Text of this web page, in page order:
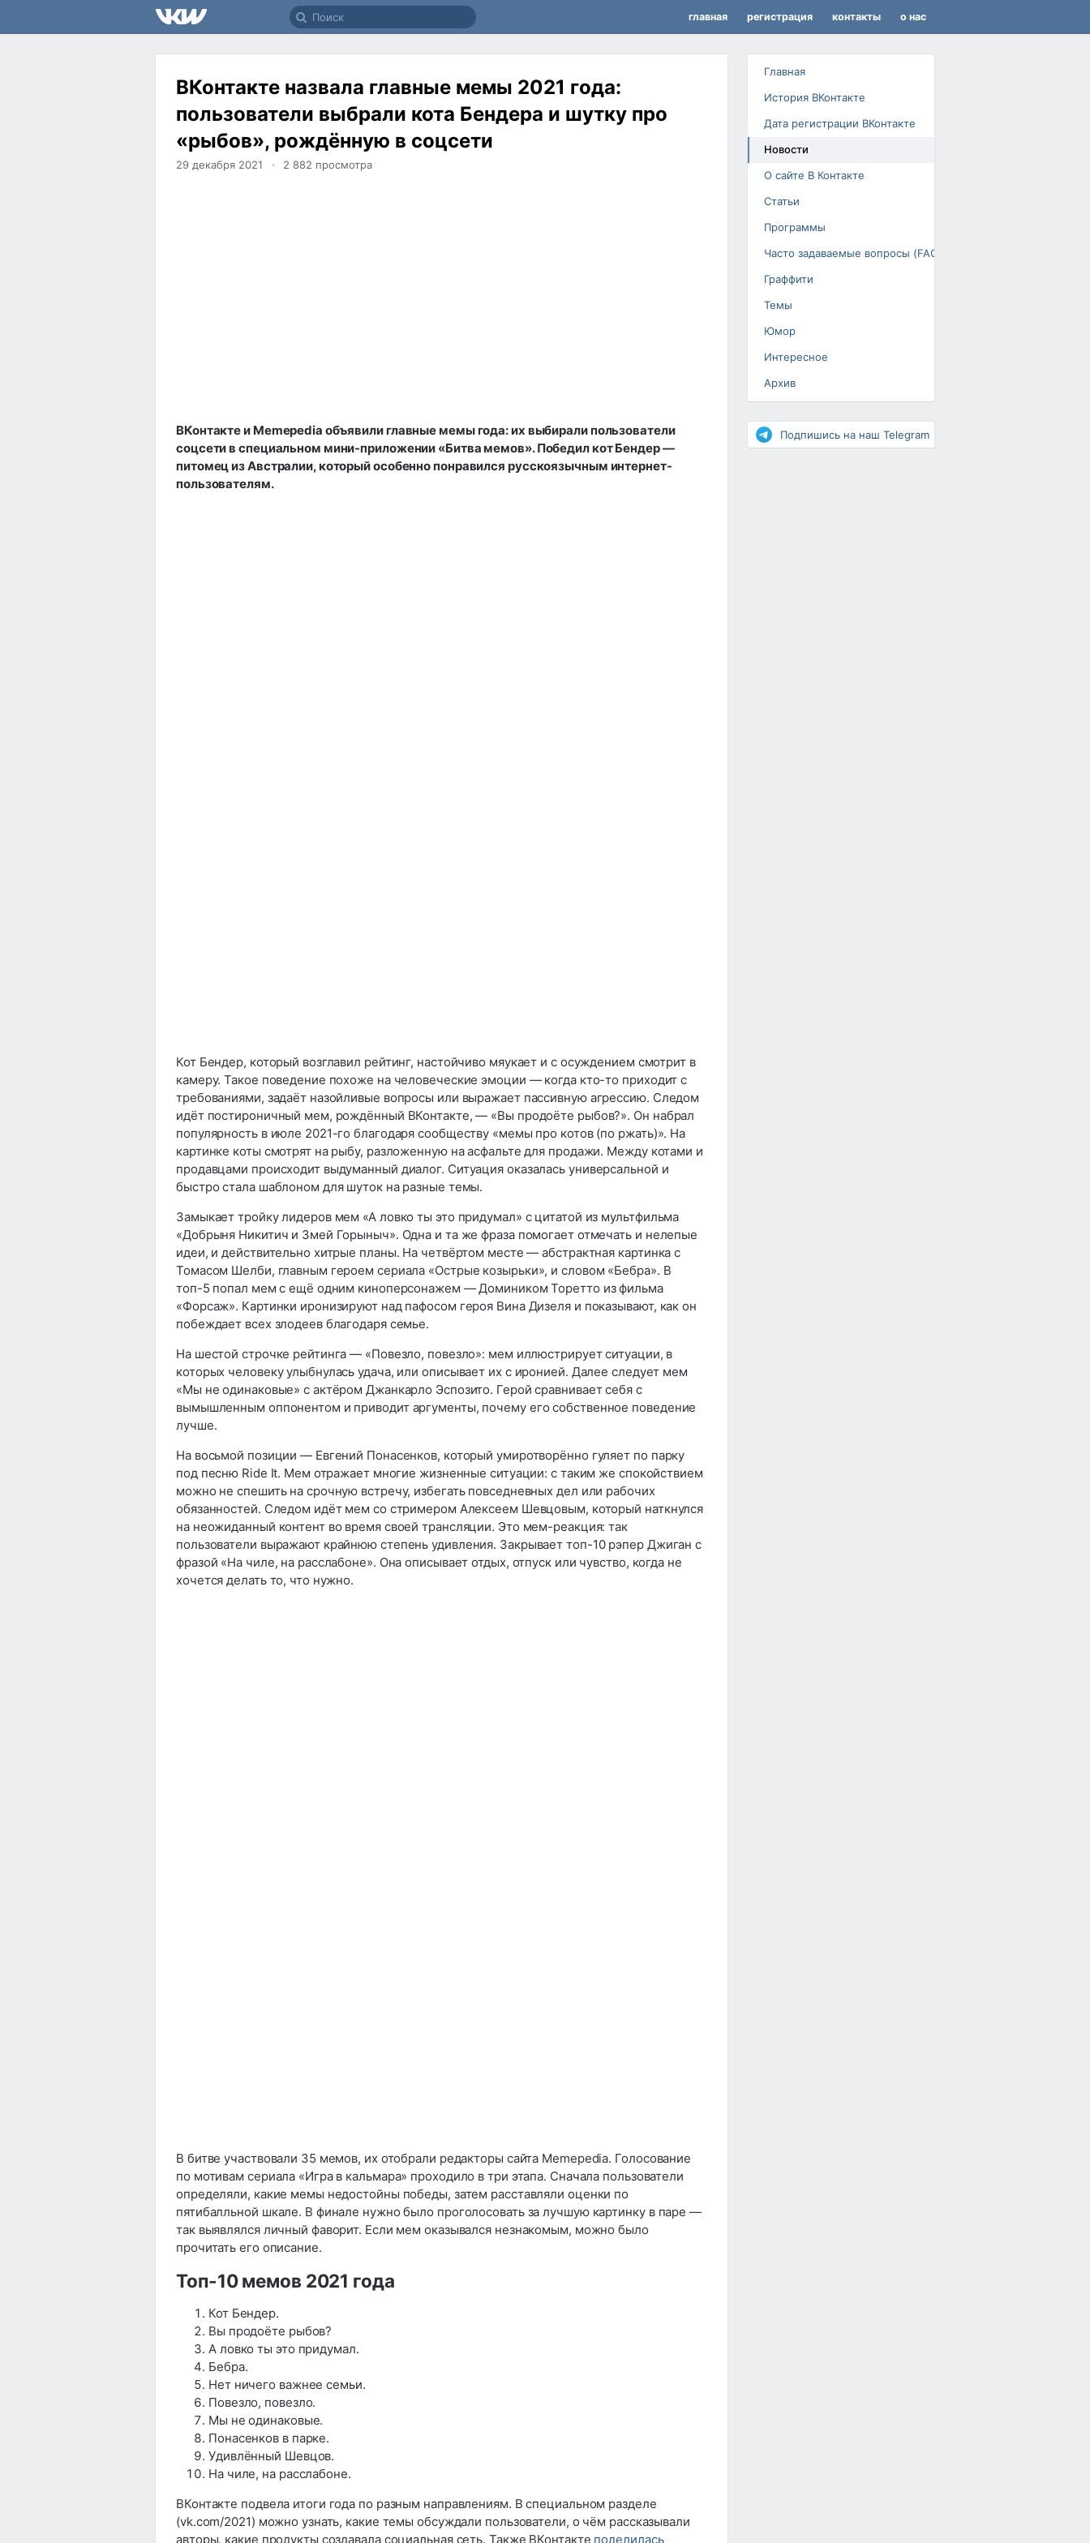
главная регистрация контакты о нас
Главная
История ВКонтакте
Дата регистрации ВКонтакте
Новости
О сайте В Контакте
Статьи
Программы
Часто задаваемые вопросы (FAQ)
Граффити
Темы
Юмор
Интересное
Архив
Повышение рейтинга
Подпишись на наш Telegram
ВКонтакте назвала главные мемы 2021 года:
пользователи выбрали кота Бендера и шутку про
«рыбов», рождённую в соцсети
29 декабря 2021 2 882 просмотра
ВКонтакте и Memepedia объявили главные мемы года: их выбирали пользователи
соцсети в специальном мини-приложении «Битва мемов». Победил кот Бендер —
питомец из Австралии, который особенно понравился русскоязычным интернет-
пользователям.
Кот Бендер, который возглавил рейтинг, настойчиво мяукает и с осуждением смотрит в
камеру. Такое поведение похоже на человеческие эмоции — когда кто-то приходит с
требованиями, задаёт назойливые вопросы или выражает пассивную агрессию. Следом
идёт постироничный мем, рождённый ВКонтакте, — «Вы продоёте рыбов?». Он набрал
популярность в июле 2021-го благодаря сообществу «мемы про котов (по ржать)». На
картинке коты смотрят на рыбу, разложенную на асфальте для продажи. Между котами и
продавцами происходит выдуманный диалог. Ситуация оказалась универсальной и
быстро стала шаблоном для шуток на разные темы.
Замыкает тройку лидеров мем «А ловко ты это придумал» с цитатой из мультфильма
«Добрыня Никитич и Змей Горыныч». Одна и та же фраза помогает отмечать и нелепые
идеи, и действительно хитрые планы. На четвёртом месте — абстрактная картинка с
Томасом Шелби, главным героем сериала «Острые козырьки», и словом «Бебра». В
топ-5 попал мем с ещё одним киноперсонажем — Домиником Торетто из фильма
«Форсаж». Картинки иронизируют над пафосом героя Вина Дизеля и показывают, как он
побеждает всех злодеев благодаря семье.
На шестой строчке рейтинга — «Повезло, повезло»: мем иллюстрирует ситуации, в
которых человеку улыбнулась удача, или описывает их с иронией. Далее следует мем
«Мы не одинаковые» с актёром Джанкарло Эспозито. Герой сравнивает себя с
вымышленным оппонентом и приводит аргументы, почему его собственное поведение
лучше.
На восьмой позиции — Евгений Понасенков, который умиротворённо гуляет по парку
под песню Ride It. Мем отражает многие жизненные ситуации: с таким же спокойствием
можно не спешить на срочную встречу, избегать повседневных дел или рабочих
обязанностей. Следом идёт мем со стримером Алексеем Шевцовым, который наткнулся
на неожиданный контент во время своей трансляции. Это мем-реакция: так
пользователи выражают крайнюю степень удивления. Закрывает топ-10 рэпер Джиган с
фразой «На чиле, на расслабоне». Она описывает отдых, отпуск или чувство, когда не
хочется делать то, что нужно.
В битве участвовали 35 мемов, их отобрали редакторы сайта Memepedia. Голосование
по мотивам сериала «Игра в кальмара» проходило в три этапа. Сначала пользователи
определяли, какие мемы недостойны победы, затем расставляли оценки по
пятибалльной шкале. В финале нужно было проголосовать за лучшую картинку в паре —
так выявлялся личный фаворит. Если мем оказывался незнакомым, можно было
прочитать его описание.
Топ-10 мемов 2021 года
Кот Бендер.
Вы продоёте рыбов?
А ловко ты это придумал.
Бебра.
Нет ничего важнее семьи.
Повезло, повезло.
Мы не одинаковые.
Понасенков в парке.
Удивлённый Шевцов.
На чиле, на расслабоне.
ВКонтакте подвела итоги года по разным направлениям. В специальном разделе
(vk.com/2021) можно узнать, какие темы обсуждали пользователи, о чём рассказывали
авторы, какие продукты создавала социальная сеть. Также ВКонтакте поделилась